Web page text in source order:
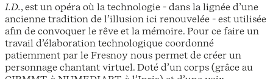
I.D., est un opéra où la technologie - dans la lignée d’une
ancienne tradition de l’illusion ici renouvelée - est utilisée
afin de convoquer le rêve et la mémoire. Pour ce faire un
travail d’élaboration technologique coordonné
patiemment par le Fresnoy nous permet de créer un
personnage chantant virtuel. Doté d’un corps (grâce au